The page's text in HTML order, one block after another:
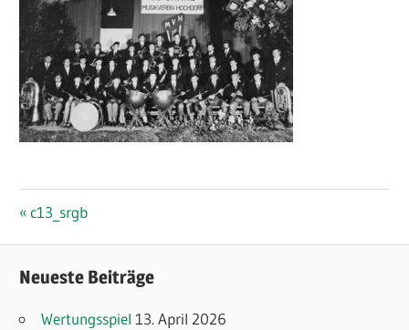
Beitragsnavigation
Vorheriger
c13_srgb
Neueste Beiträge
Wertungsspiel 13. April 2026